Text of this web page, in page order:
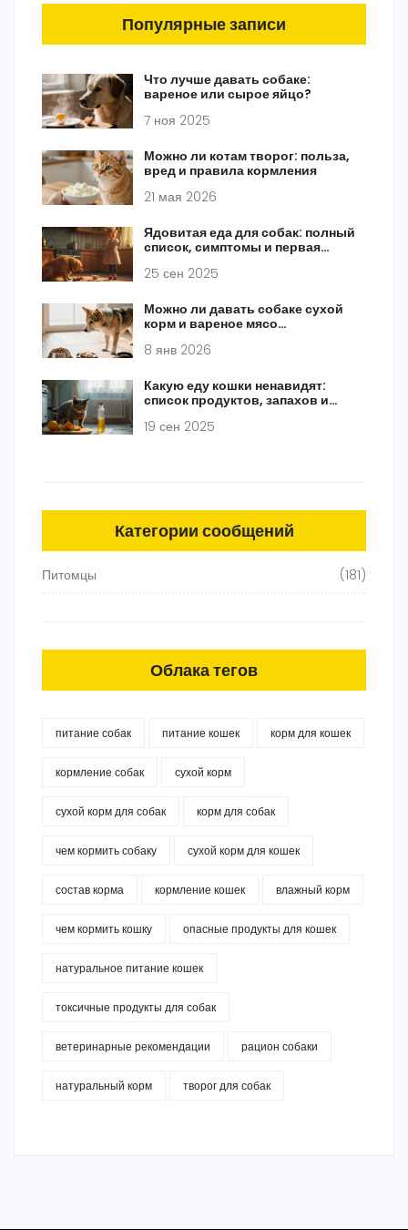
Популярные записи
Что лучше давать собаке:
вареное или сырое яйцо?
7 ноя 2025
Можно ли котам творог: польза,
вред и правила кормления
21 мая 2026
Ядовитая еда для собак: полный
список, симптомы и первая
25 сен 2025
Можно ли давать собаке сухой
корм и вареное мясо
8 янв 2026
Какую еду кошки ненавидят:
список продуктов, запахов и
19 сен 2025
Категории сообщений
Питомцы (181)
Облака тегов
питание собак питание кошек корм для кошек
кормление собак сухой корм
сухой корм для собак корм для собак
чем кормить собаку сухой корм для кошек
состав корма кормление кошек влажный корм
чем кормить кошку опасные продукты для кошек
натуральное питание кошек
токсичные продукты для собак
ветеринарные рекомендации рацион собаки
натуральный корм творог для собак